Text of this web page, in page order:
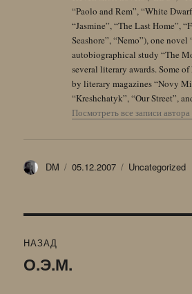
“Paolo and Rem”, “White
“Jasmine”, “The Last Home”,
Seashore”, “Nemo”), one
autobiographical study “The
several literary awards. Some
by literary magazines “Novy
“Kreshchatyk”, “Our Street”,
Посмотреть все записи
Автор
DM Опубликовано
05.12.2007 Рубрики
Uncategorized
по
НАЗАД
Предыдущая
О.Э.М.